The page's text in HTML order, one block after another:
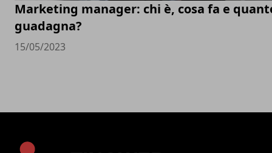
Marketing manager: chi è, cosa fa e
guadagna?
15/05/2023